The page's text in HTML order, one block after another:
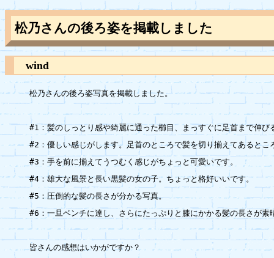
松乃さんの後ろ姿を掲載しました
wind
松乃さんの後ろ姿写真を掲載しました。
#1：髪のしっとり感や綺麗に通った櫛目、まっすぐに足首まで伸
#2：優しい感じがします。足首のところで髪を切り揃えてあるとこ
#3：手を前に揃えてうつむく感じがちょっと可愛いです。
#4：雄大な風景と長い黒髪の女の子。ちょっと格好いいです。
#5：圧倒的な髪の長さが分かる写真。
#6：一旦ベンチに達し、さらにたっぷりと膝にかかる髪の長さが